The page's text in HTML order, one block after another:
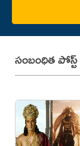
సంబంధిత పోస్ట్